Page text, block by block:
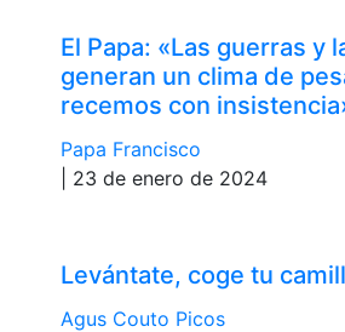
El Papa: «Las guerras y
generan un clima de
recemos con
Papa Francisco
| 23 de enero de 2024
Levántate, coge tu
Agus Couto Picos